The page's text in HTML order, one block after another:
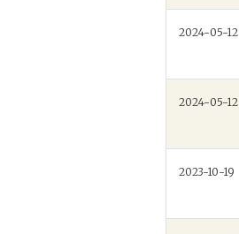
2024-05-12
2024-05-12
2023-10-19